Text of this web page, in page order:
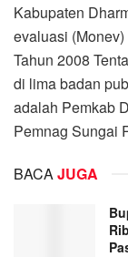
Kabupaten
evaluasi
Tahun 2008
di lima badan
adalah Pemkab
Pemnag Sungai
BACAJUGA